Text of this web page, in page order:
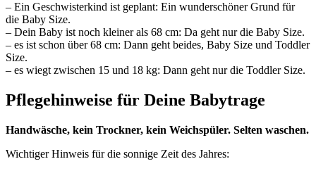
– Ein Geschwisterkind ist geplant: Ein wunderschöner Grund für
die Baby Size.
– Dein Baby ist noch kleiner als 68 cm: Da geht nur die Baby Size.
– es ist schon über 68 cm: Dann geht beides, Baby Size und Toddler
Size.
– es wiegt zwischen 15 und 18 kg: Dann geht nur die Toddler Size.
Pflegehinweise für Deine Babytrage
Handwäsche, kein Trockner, kein Weichspüler. Selten waschen.
Wichtiger Hinweis für die sonnige Zeit des Jahres: